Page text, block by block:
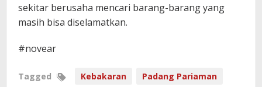
sekitar berusaha mencari barang-barang yang
masih bisa diselamatkan.
#novear
Tagged Kebakaran
Padang Pariaman